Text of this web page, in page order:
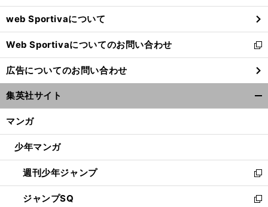
ウ
で
開
く
web Sportivaについて
Web Sportivaについてのお問い合わせ
新
し
い
ウ
ィ
ン
ウ
開
く
広告についてのお問い合わせ
集英社サイト
マンガ
少年マンガ
週刊少年ジャンプ
新
し
い
ジャンプSQ
新